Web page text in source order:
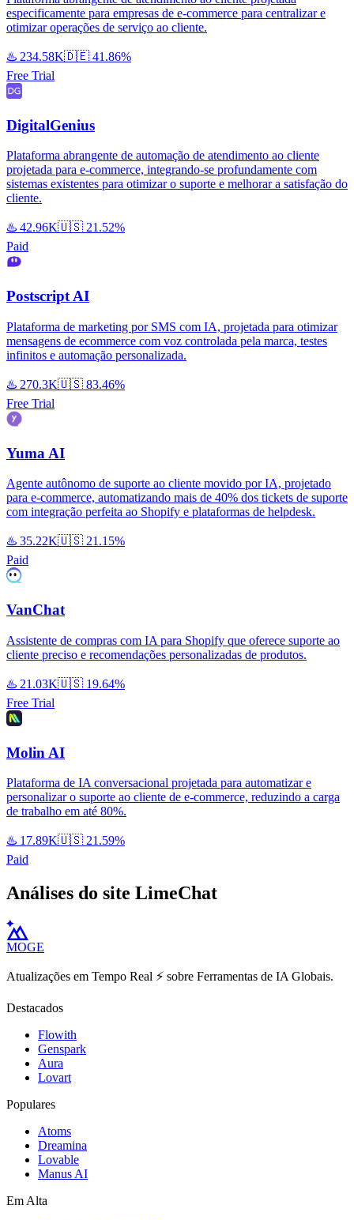
especificamente para empresas de e-commerce para centralizar e
otimizar operações de serviço ao cliente.
♨️ 234.58K🇩🇪 41.86%
Free Trial
DigitalGenius
Plataforma abrangente de automação de atendimento ao cliente
projetada para e-commerce, integrando-se profundamente com
sistemas existentes para otimizar o suporte e melhorar a satisfação do
cliente.
♨️ 42.96K🇺🇸 21.52%
Paid
Postscript AI
Plataforma de marketing por SMS com IA, projetada para otimizar
mensagens de ecommerce com voz controlada pela marca, testes
infinitos e automação personalizada.
♨️ 270.3K🇺🇸 83.46%
Free Trial
Yuma AI
Agente autônomo de suporte ao cliente movido por IA, projetado
para e-commerce, automatizando mais de 40% dos tickets de suporte
com integração perfeita ao Shopify e plataformas de helpdesk.
♨️ 35.22K🇺🇸 21.15%
Paid
VanChat
Assistente de compras com IA para Shopify que oferece suporte ao
cliente preciso e recomendações personalizadas de produtos.
♨️ 21.03K🇺🇸 19.64%
Free Trial
Molin AI
Plataforma de IA conversacional projetada para automatizar e
personalizar o suporte ao cliente de e-commerce, reduzindo a carga
de trabalho em até 80%.
♨️ 17.89K🇺🇸 21.59%
Paid
Análises do site LimeChat
MOGE
Atualizações em Tempo Real ⚡️ sobre Ferramentas de IA Globais.
Destacados
Flowith
Genspark
Aura
Lovart
Populares
Atoms
Dreamina
Lovable
Manus AI
Em Alta